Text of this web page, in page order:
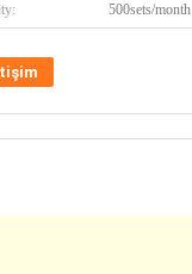
500sets/month